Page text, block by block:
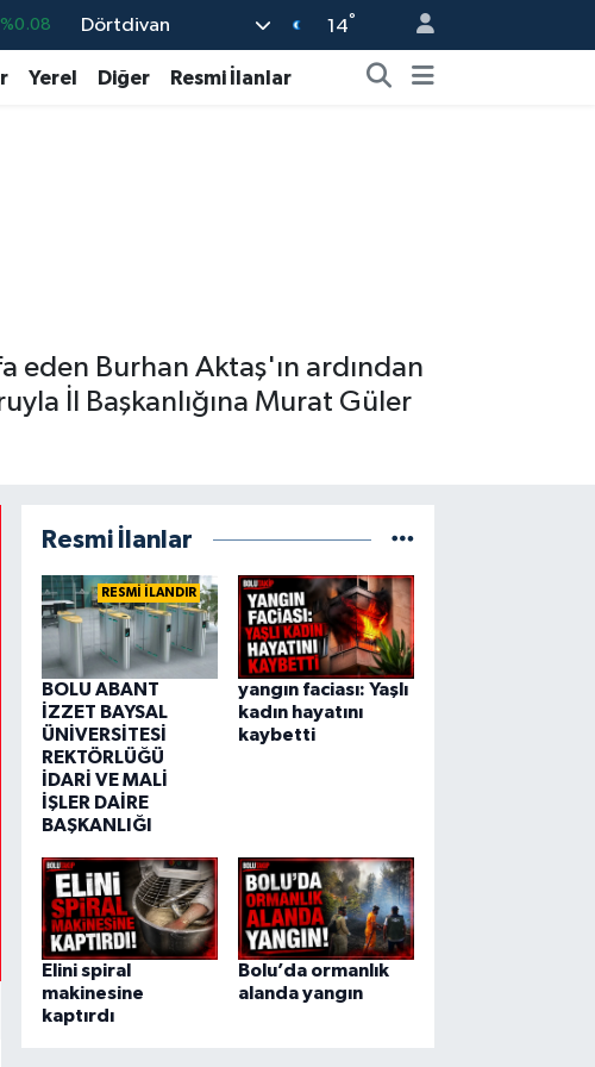
%0.08
%-0.02
Dörtdivan 14°
Yerel Diğer Resmi İlanlar
eden Burhan Aktaş'ın ardından
İl Başkanlığına Murat Güler
Resmi İlanlar
RESMİ İLANDIR
BOLU ABANT
İZZET BAYSAL
ÜNİVERSİTESİ
REKTÖRLÜĞÜ
İDARİ VE MALİ
İŞLER DAİRE
BAŞKANLIĞI
yangın faciası: Yaşlı
kadın hayatını
kaybetti
Elini spiral
makinesine
kaptırdı
Bolu’da ormanlık
alanda yangın